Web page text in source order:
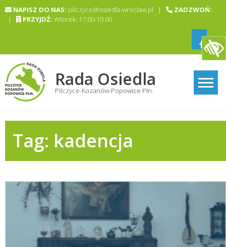
Skip NAPISZ DO NAS: pilczyce@osiedla.wroclaw.pl |
ZADZWOŃ:
|
PRZYJDŹ: Wtorek: 17.00-19.00
Rada Osiedla
Pilczyce-Kozanów-Popowice Płn.
Tag: kadencja